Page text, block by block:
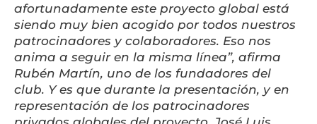
afortunadamente este proyecto global está
siendo muy bien acogido por todos nuestros
patrocinadores y colaboradores. Eso nos
anima a seguir en la misma línea”, afirma
Rubén Martín, uno de los fundadores del
club. Y es que durante la presentación, y en
representación de los patrocinadores